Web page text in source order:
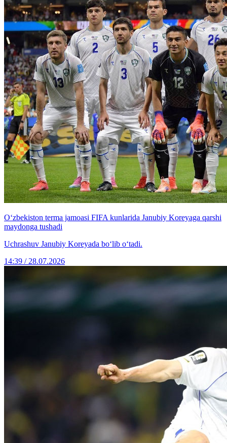
O‘zbekiston terma jamoasi FIFA kunlarida Janubiy Koreyaga qarshi
maydonga tushadi
Uchrashuv Janubiy Koreyada bo‘lib o‘tadi.
14:39 / 28.07.2026